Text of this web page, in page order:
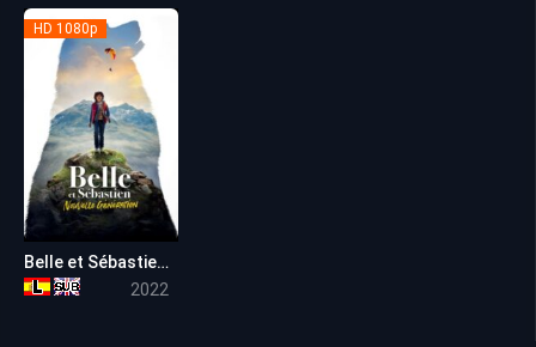
HD 1080p
Belle et Sébastien – Nouvelle génération
2022